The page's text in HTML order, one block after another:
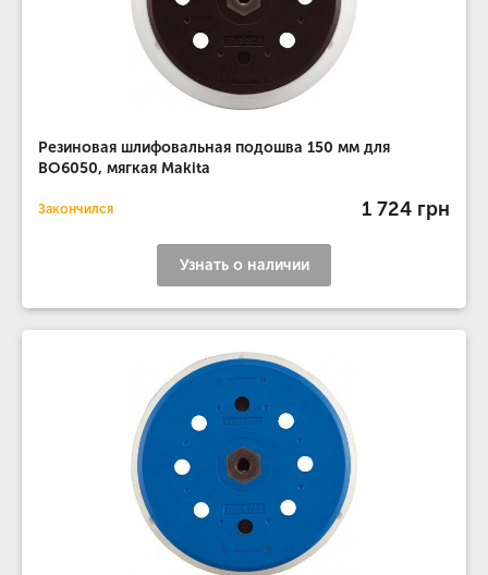
Резиновая шлифовальная подошва 150 мм для
BO6050, мягкая Makita
Закончился 1 724 грн
Узнать о наличии